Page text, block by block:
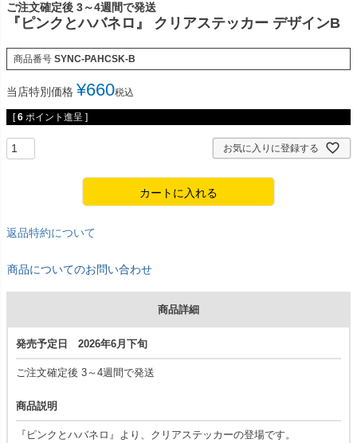
ご注文確定後 3～4週間で発送
『ピンクとハバネロ』 クリアステッカー デザインB
商品番号 SYNC-PAHCSK-B
当店特別価格 ¥660税込
[ 6 ポイント進呈 ]
お気に入りに登録する
カートに入れる
返品特約について
商品についてのお問い合わせ
商品詳細
発売予定日 2026年6月下旬
ご注文確定後 3～4週間で発送
商品説明
『ピンクとハバネロ』より、クリアステッカーの登場です。